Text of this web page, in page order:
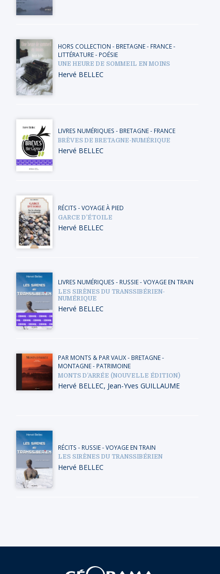
HORS COLLECTION - BRETAGNE- FRANCE-
LITTÉRATURE - POÉSIE
UNE HEURE DE SOMMEIL EN MOINS
Hervé BELLEC
LIVRES NUMÉRIQUES - BRETAGNE- FRANCE
BRÈVES DE BRETAGNE-NUMÉRIQUE
Hervé BELLEC
RÉCITS -VOYAGE À PIED
GARCE D’ÉTOILE
Hervé BELLEC
LIVRES NUMÉRIQUES - RUSSIE-VOYAGE EN TRAIN
LES SIRÈNES DU TRANSSIBÉRIEN-
NUMÉRIQUE
Hervé BELLEC
PAR MONTS & PAR VAUX- BRETAGNE-
MONTAGNE- PATRIMOINE
MONTS D’ARRÉE (NOUVELLE ÉDITION)
Hervé BELLEC, Jean-Yves GUILLAUME
RÉCITS - RUSSIE-VOYAGE EN TRAIN
LES SIRÈNES DU TRANSSIBÉRIEN
Hervé BELLEC